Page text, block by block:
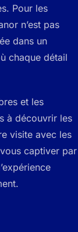
Pour les
n’est pas
dans un
chaque détail
et les
à découvrir les
visite avec les
captiver par